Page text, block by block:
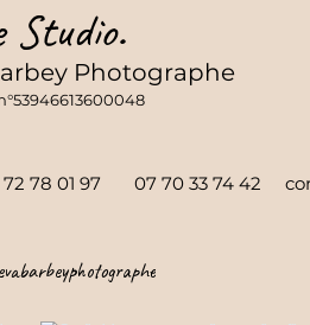
Studio.
Photographe
78 01 97 07 70 33 74 42